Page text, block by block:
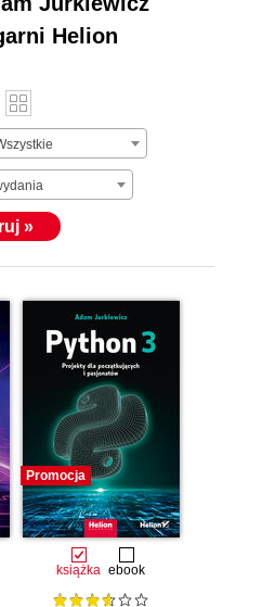
tylko ma okazję.
Helion
»
Promocja
książka ebook